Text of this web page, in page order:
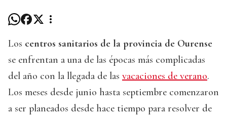
Los centros sanitarios de la provincia de Ourense
se enfrentan a una de las épocas más complicadas
del año con la llegada de las vacaciones de verano.
Los meses desde junio hasta septiembre comenzaron
a ser planeados desde hace tiempo para resolver de